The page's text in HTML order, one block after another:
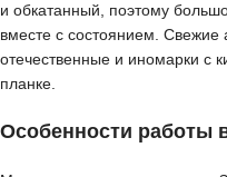
и обкатанный, поэтому
вместе с состоянием. Свежие
отечественные и иномарки с
планке.
Особенности работы